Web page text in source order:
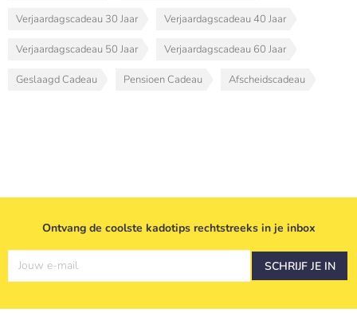
Verjaardagscadeau 30 Jaar Verjaardagscadeau 40 Jaar
Verjaardagscadeau 50 Jaar Verjaardagscadeau 60 Jaar
Geslaagd Cadeau Pensioen Cadeau Afscheidscadeau
Ontvang de coolste kadotips rechtstreeks in je inbox
Jouw e-mail SCHRIJF JE IN